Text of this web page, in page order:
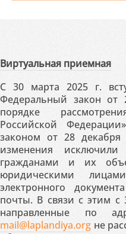
Виртуальная приемная
С 30 марта 2025 г.
Федеральный закон
порядке
Российской
законом от 28
изменения исключили
гражданами и их
юридическими
электронного
почты. В связи с этим с
направленные по
mail@laplandiya.org не